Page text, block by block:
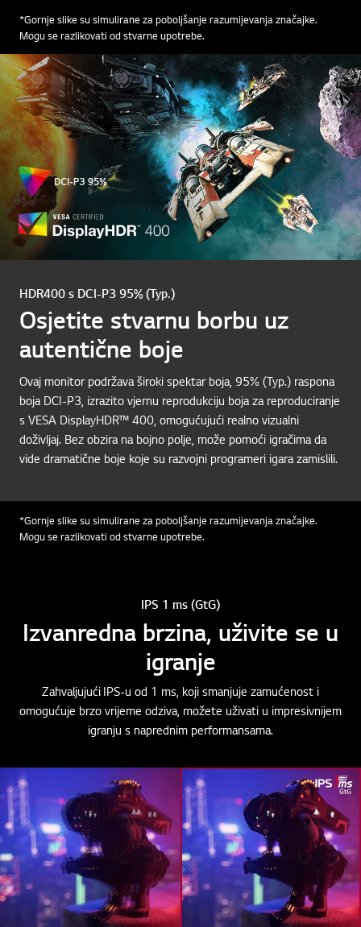
*Gornje slike su simulirane za poboljšanje razumijevanja značajke.
Mogu se razlikovati od stvarne upotrebe.
HDR400 s DCI-P3 95% (Typ.)
Osjetite stvarnu borbu uz
autentične boje
Ovaj monitor podržava široki spektar boja, 95% (Typ.) raspona
boja DCI-P3, izrazito vjernu reprodukciju boja za reproduciranje
s VESA DisplayHDR™ 400, omogućujući realno vizualni
doživljaj. Bez obzira na bojno polje, može pomoći igračima da
vide dramatične boje koje su razvojni programeri igara zamislili.
*Gornje slike su simulirane za poboljšanje razumijevanja značajke.
Mogu se razlikovati od stvarne upotrebe.
IPS 1 ms (GtG)
Izvanredna brzina, uživite se u
igranje
Zahvaljujući IPS-u od 1 ms, koji smanjuje zamućenost i
omogućuje brzo vrijeme odziva, možete uživati u impresivnijem
igranju s naprednim performansama.